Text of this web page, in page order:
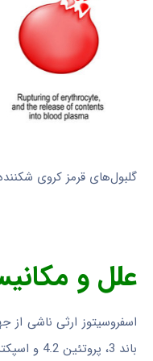
گلبول‌های قرمز کروی
علل و
اسفروسیتوز ارثی ناشی
باند 3، پروتئین 4.2 و اسپکترین آلفا هستند و نقش مهمی در حفظ ساختار و انعطاف‌پذیری گلبول‌های قرمز دارند. ژن‌های اصلی مرتبط با این بیماری عبارت‌اند از: